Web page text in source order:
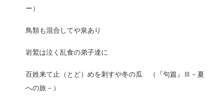
ー）
鳥類も混合してや泉あり
岩鷲は泣く乱食の弟子達に
百姓来て止（とど）めを刺すや冬の瓜 （『句篇』Ⅲ－夏
への旅－）